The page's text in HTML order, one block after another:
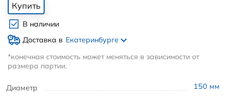
Диаметр 150 мм
Купить
В наличии
Доставка в Екатеринбурге
*конечная стоимость может меняться в зависимости от
размера партии.